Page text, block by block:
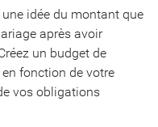
idée du montant que
après avoir
un budget de
fonction de votre
vos obligations